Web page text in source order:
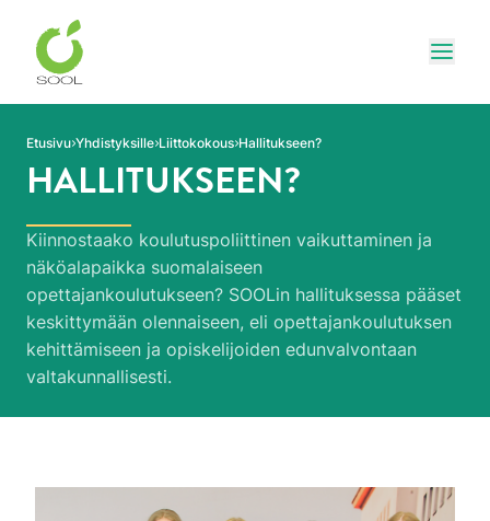
Siirry sivun sisältöön
Etusivu Yhdistyksille Liittokokous Hallitukseen?
HALLITUKSEEN?
Kiinnostaako koulutuspoliittinen vaikuttaminen ja
näköalapaikka suomalaiseen
opettajankoulutukseen? SOOLin hallituksessa pääset
keskittymään olennaiseen, eli opettajankoulutuksen
kehittämiseen ja opiskelijoiden edunvalvontaan
valtakunnallisesti.